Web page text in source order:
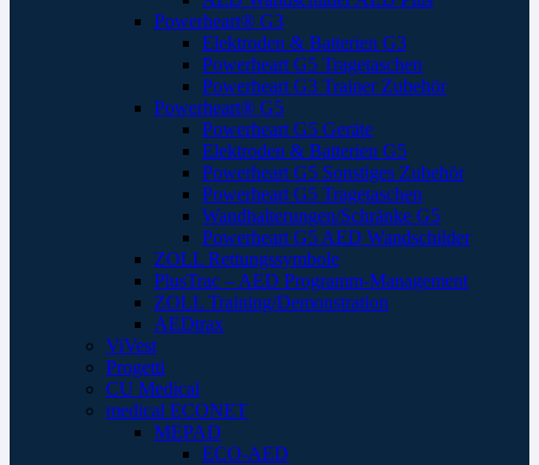
Powerheart® G3
Elektroden & Batterien G3
Powerheart G5 Tragetaschen
Powerheart G3 Trainer Zubehör
Powerheart® G5
Powerheart G5 Geräte
Elektroden & Batterien G5
Powerheart G5 Sonstiges Zubehör
Powerheart G5 Tragetaschen
Wandhalterungen/Schränke G5
Powerheart G5 AED Wandschilder
ZOLL Rettungssymbole
PlusTrac – AED Programm-Management
ZOLL Training/Demonstration
AEDtrax
ViVest
Progetti
CU Medical
medical ECONET
MEPAD
ECO-AED